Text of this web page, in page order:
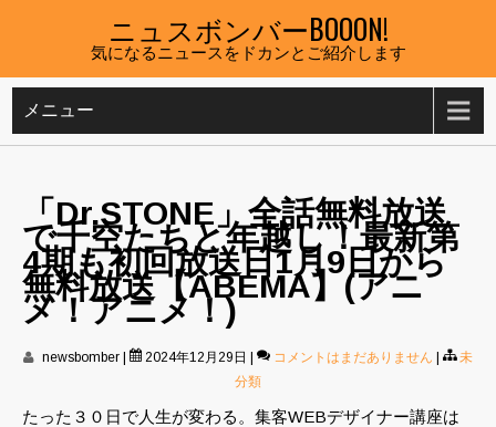
ニュスボンバーBOOON!
気になるニュースをドカンとご紹介します
メニュー
「Dr.STONE」全話無料放送
で千空たちと年越し！最新第
4期も初回放送日1月9日から
無料放送【ABEMA】(アニ
メ！アニメ！)
newsbomber 2024年12月29日 コメントはまだありません
未
分類
たった３０日で人生が変わる。集客WEBデザイナー講座は